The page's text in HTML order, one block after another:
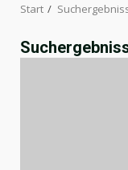
Start